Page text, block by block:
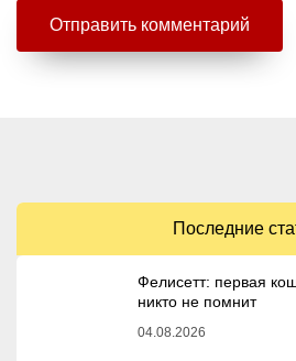
Последние
Фелисетт: первая
никто не помнит
04.08.2026